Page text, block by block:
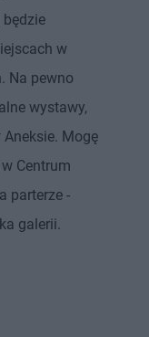
będzie
w
Na pewno
wystawy,
Mogę
Centrum
parterze -
galerii.